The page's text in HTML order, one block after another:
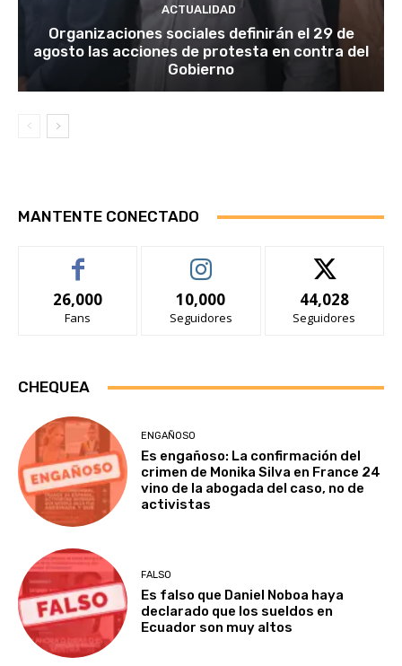
ACTUALIDAD
Organizaciones sociales definirán el 29 de
agosto las acciones de protesta en contra del
Gobierno
MANTENTE CONECTADO
26,000
Fans
10,000
Seguidores
44,028
Seguidores
CHEQUEA
ENGAÑOSO
Es engañoso: La confirmación del
crimen de Monika Silva en France 24
vino de la abogada del caso, no de
activistas
FALSO
Es falso que Daniel Noboa haya
declarado que los sueldos en
Ecuador son muy altos